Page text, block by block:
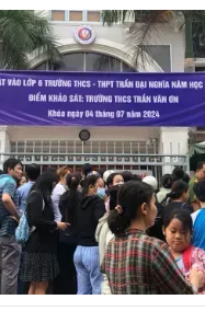
VTV Thể thao
Bất động sản
Tấm lòng
Vươn mình
VTV8